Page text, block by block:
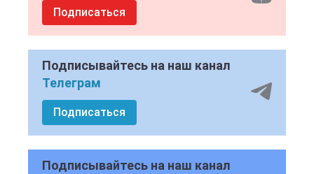
Подписаться
Подписывайтесь на наш канал
Телеграм
Подписаться
Подписывайтесь на наш канал